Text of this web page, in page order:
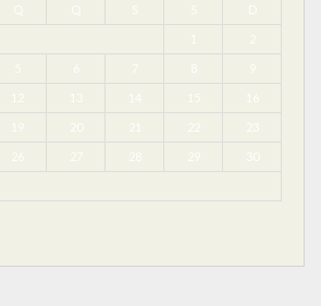
Q Q S S D
1
5 6 7 8 9
12 13 14 15 16
19 20 21 23
26 27 28 29 30